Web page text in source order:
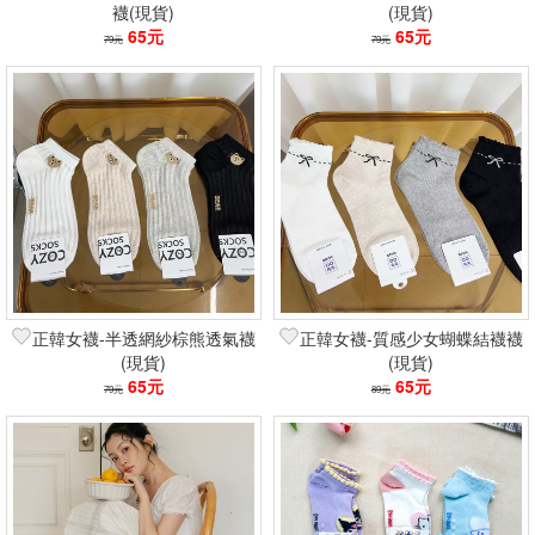
襪(現貨)
79元 65元
(現貨)
79元 65元
正韓女襪-半透網紗棕熊透氣襪
(現貨)
79元 65元
正韓女襪-質感少女蝴蝶結襪襪
(現貨)
89元 65元